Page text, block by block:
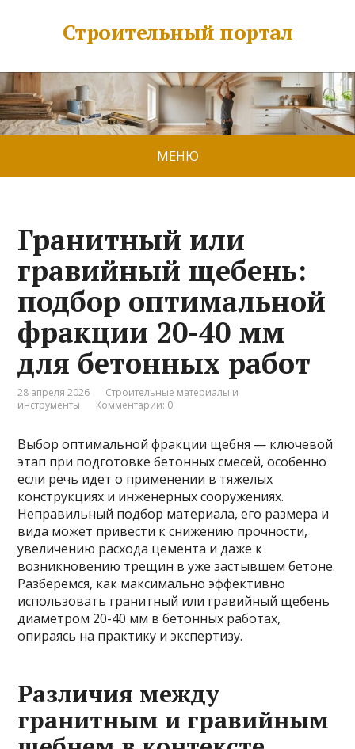
Строительный портал
МЕНЮ
Гранитный или
гравийный щебень:
подбор оптимальной
фракции 20-40 мм
для бетонных работ
28 апреля 2026
Строительные материалы и
инструменты
Комментарии: 0
Выбор оптимальной фракции щебня — ключевой
этап при подготовке бетонных смесей, особенно
если речь идет о применении в тяжелых
конструкциях и инженерных сооружениях.
Неправильный подбор материала, его размера и
вида может привести к снижению прочности,
увеличению расхода цемента и даже к
возникновению трещин в уже застывшем бетоне.
Разберемся, как максимально эффективно
использовать гранитный или гравийный щебень
диаметром 20-40 мм в бетонных работах,
опираясь на практику и экспертизу.
Различия между
гранитным и гравийным